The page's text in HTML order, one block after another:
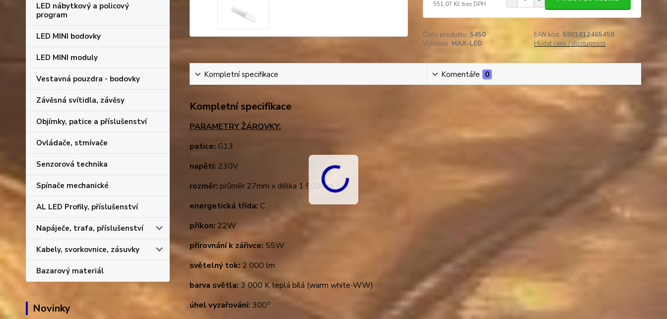
LED nábytkový a policový
program
LED MINI bodovky
LED MINI moduly
Vestavná pouzdra - bodovky
Závěsná svítidla, závěsy
Objímky, patice a příslušenství
Ovládače, stmívače
Senzorová technika
Spínače mechanické
AL LED Profily, příslušenství
Napáječe, trafa, příslušenství
Kabely, svorkovnice, zásuvky
Bazarový materiál
Novinky
551,07 Kč bez DPH
Číslo produktu: 5450 EAN kód: 5901812465450
Výrobce: MAX-LED Hlídat cenu / dostupnost
Kompletní specifikace Komentáře 0
Kompletní specifikace
PARAMETRY ŽÁROVKY:
patice: G13
napětí: 230V
rozměr: průměr 27mm x délka 1 500mm
energetická třída: C
příkon: 22W
přirovnání k zářivce: 55W
světelný tok: 2 000 lm
barva světla: 3 000 K teplá bílá (warm white-WW)
úhel vyzařování: 300o